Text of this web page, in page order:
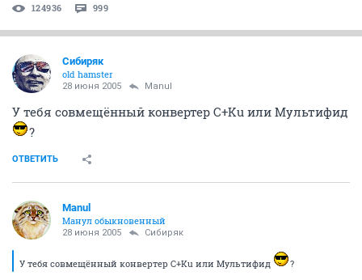
124936 999
Сибиряк
old hamster
28 июня 2005 Manul
У тебя совмещённый конвертер C+Ku или Мультифид
?
ОТВЕТИТЬ
Manul
Манул обыкновенный
28 июня 2005 Сибиряк
У тебя совмещённый конвертер C+Ku или Мультифид ?